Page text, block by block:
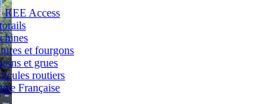
REE Access
et fourgons
et grues
routiers
Française